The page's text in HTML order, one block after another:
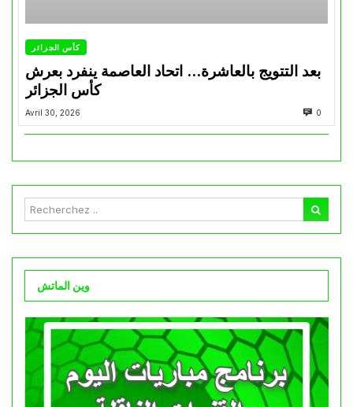
كأس الجزائر
بعد التتويج بالعاشرة… اتحاد العاصمة ينفرد بعرش
كأس الجزائر
Avril 30, 2026 0
وين الماتش